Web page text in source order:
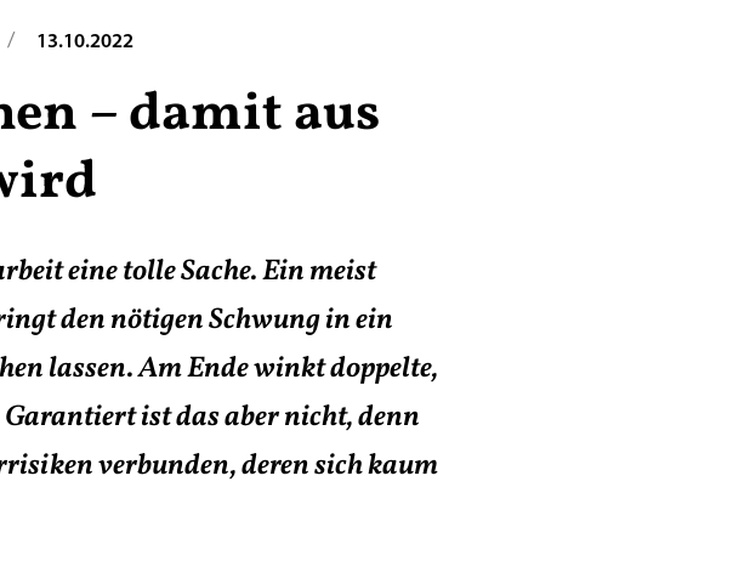
/ 13.10.2022
– damit aus
eine tolle Sache. Ein meist
den nötigen Schwung in ein
lassen. Am Ende winkt doppelte,
ist das aber nicht, denn
verbunden, deren sich kaum